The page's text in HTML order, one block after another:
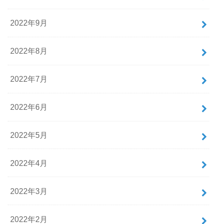
2022年9月
2022年8月
2022年7月
2022年6月
2022年5月
2022年4月
2022年3月
2022年2月